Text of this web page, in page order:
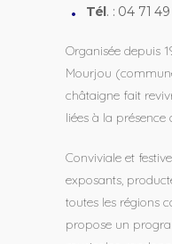
Tél. : 04 71
Organisée depuis
Mourjou
châtaigne fait
liées à la présence
Conviviale et
exposants,
toutes les régions
propose un